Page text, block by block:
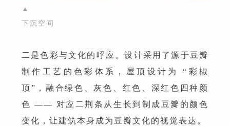
▲
下沉空间
二是色彩与文化的呼应。设计采用了源于豆瓣
制作工艺的色彩体系，屋顶设计为 “彩椒
顶”，融合绿色、灰色、红色、深红色四种颜
色 —— 对应二荆条从生长到制成豆瓣的颜色
变化，让建筑本身成为豆瓣文化的视觉表达。